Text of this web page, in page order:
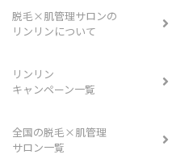
脱毛×肌管理サロンの
リンリンについて
リンリン
キャンペーン一覧
全国の脱毛×肌管理
サロン一覧